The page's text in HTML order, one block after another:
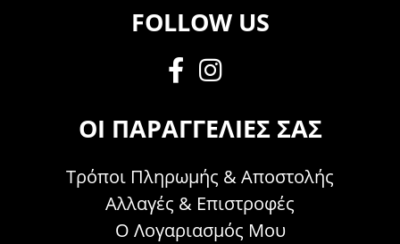
FOLLOW US
ΟΙ ΠΑΡΑΓΓΕΛΊΕΣ ΣΑΣ
Τρόποι Πληρωμής & Αποστολής
Αλλαγές & Επιστροφές
Ο Λογαριασμός Μου